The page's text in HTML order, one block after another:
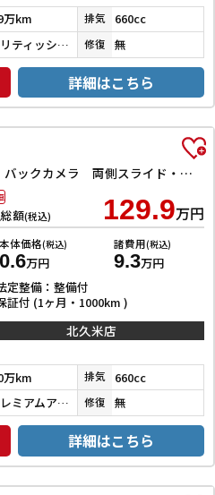
万km 排気 660cc
ブリティッシュグリーンパール 修復 無
詳細はこちら
L ドライブレコーダー ETC バックカメラ 両側スライド・片側電動 ナビ TV クリアランスソナー オートクルーズコントロール レーンアシスト 衝突被害軽減システム オートライト スマートキー
額(税込) 129.9万円
体価格(税込)
万円
諸費用(税込)
9.3万円
定整備：整備付
証付 (1ヶ月・1000km )
北久米店
万km 排気 660cc
プレミアムアガットブラウンパール 修復 無
詳細はこちら